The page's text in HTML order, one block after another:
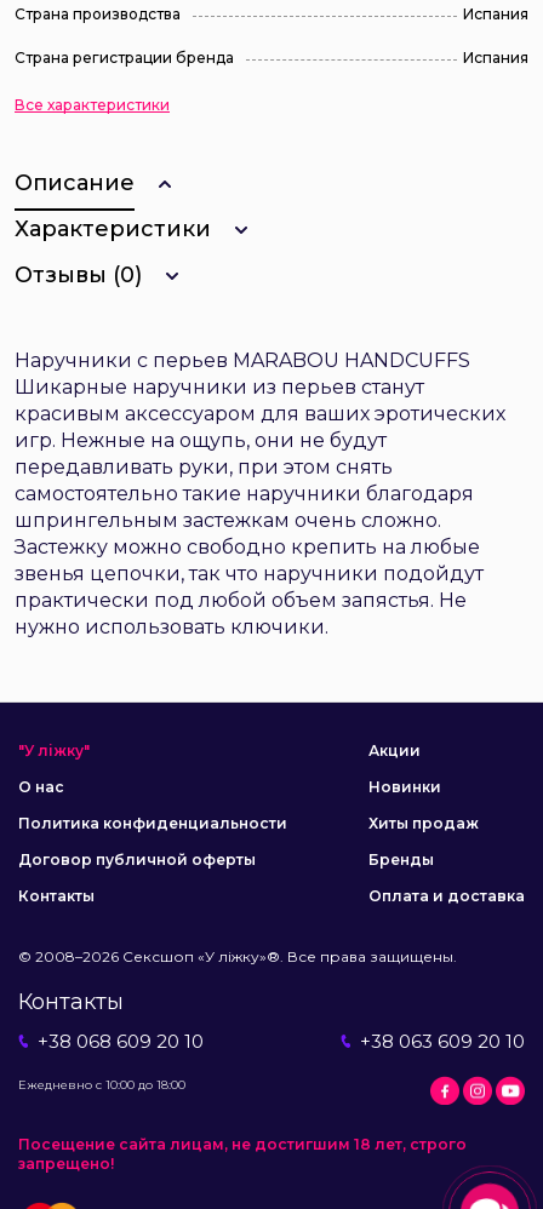
Страна производства Испания
Страна регистрации бренда Испания
Все характеристики
Описание
Характеристики
Отзывы (0)
Наручники с перьев MARABOU HANDCUFFS
Шикарные наручники из перьев станут
красивым аксессуаром для ваших эротических
игр. Нежные на ощупь, они не будут
передавливать руки, при этом снять
самостоятельно такие наручники благодаря
шпрингельным застежкам очень сложно.
Застежку можно свободно крепить на любые
звенья цепочки, так что наручники подойдут
практически под любой объем запястья. Не
нужно использовать ключики.
"У ліжку"
О нас
Политика конфиденциальности
Договор публичной оферты
Контакты
Акции
Новинки
Хиты продаж
Бренды
Оплата и доставка
© 2008–2026 Сексшоп «У ліжку»®. Все права защищены.
Контакты
+38 068 609 20 10 +38 063 609 20 10
Ежедневно с 10:00 до 18:00
Посещение сайта лицам, не достигшим 18 лет, строго
запрещено!